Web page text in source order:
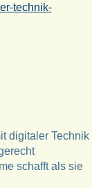
technik-
digitaler Technik
schafft als sie